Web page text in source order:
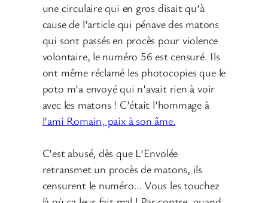
une circulaire qui en gros disait qu’à
cause de l’article qui pénave des matons
qui sont passés en procès pour violence
volontaire, le numéro 56 est censuré. Ils
ont même réclamé les photocopies que le
poto m’a envoyé qui n’avait rien à voir
avec les matons ! C’était l’hommage à
l’ami Romain, paix à son âme.
C’est abusé, dès que L’Envolée
retransmet un procès de matons, ils
censurent le numéro… Vous les touchez